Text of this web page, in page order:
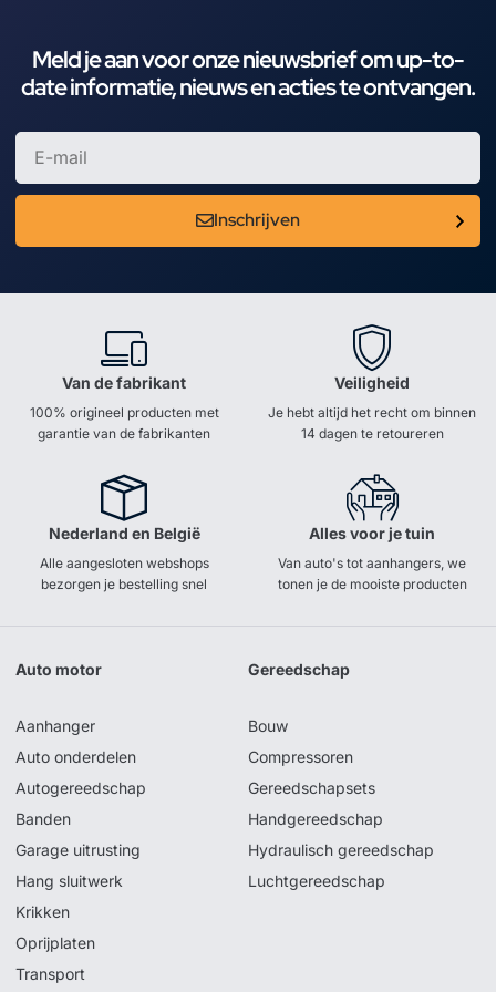
Meld je aan voor onze nieuwsbrief om up-to-
date informatie, nieuws en acties te ontvangen.
Inschrijven
Van de fabrikant
100% origineel producten met
garantie van de fabrikanten
Veiligheid
Je hebt altijd het recht om binnen
14 dagen te retoureren
Nederland en België
Alle aangesloten webshops
bezorgen je bestelling snel
Alles voor je tuin
Van auto's tot aanhangers, we
tonen je de mooiste producten
Auto motor
Aanhanger
Auto onderdelen
Autogereedschap
Banden
Garage uitrusting
Hang sluitwerk
Krikken
Oprijplaten
Transport
Gereedschap
Bouw
Compressoren
Gereedschapsets
Handgereedschap
Hydraulisch gereedschap
Luchtgereedschap